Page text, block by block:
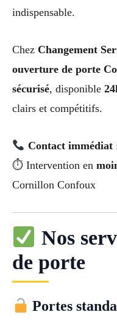
indispensable.
Chez Changement
ouverture de porte
sécurisé, disponible
clairs et compétitifs.
Contact immédiat
⏱ Intervention en
Cornillon Confoux
Nos
de porte
Portes